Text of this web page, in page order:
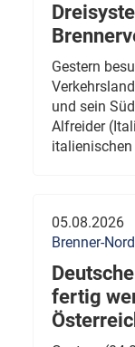
Gestern
und sein
Alfreider
05.08.2026
Brenner-
fertig